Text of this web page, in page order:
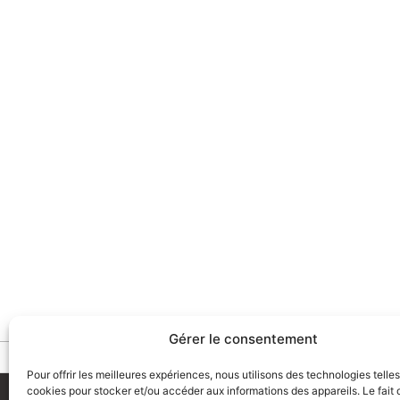
Gérer le consentement
Pour offrir les meilleures expériences, nous utilisons des technologies
cookies pour stocker et/ou accéder aux informations des appareils. Le fait